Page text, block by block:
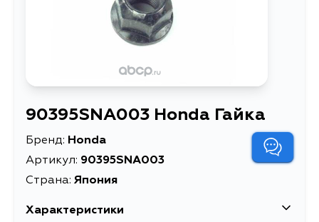
90395SNA003 Honda Гайка
Бренд: Honda
Артикул: 90395SNA003
Страна: Япония
Характеристики